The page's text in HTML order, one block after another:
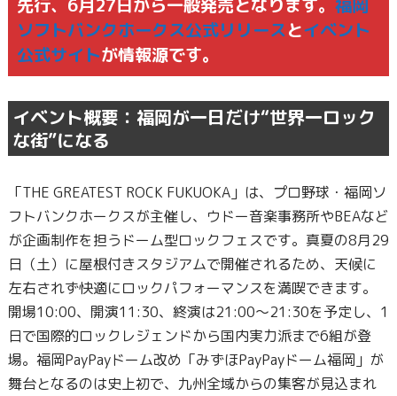
ソフトバンクホークス公式リリースとイベント
公式サイトが情報源です。
イベント概要：福岡が一日だけ“世界一ロック
な街”になる
「THE GREATEST ROCK FUKUOKA」は、プロ野球・福岡ソ
フトバンクホークスが主催し、ウドー音楽事務所やBEAなど
が企画制作を担うドーム型ロックフェスです。真夏の8月29
日（土）に屋根付きスタジアムで開催されるため、天候に
左右されず快適にロックパフォーマンスを満喫できます。
開場10:00、開演11:30、終演は21:00〜21:30を予定し、1
日で国際的ロックレジェンドから国内実力派まで6組が登
場。福岡PayPayドーム改め「みずほPayPayドーム福岡」が
舞台となるのは史上初で、九州全域からの集客が見込まれ